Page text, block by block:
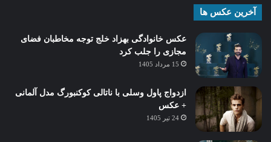
آخرین عکس ها
عکس خانوادگی بهزاد خلج توجه مخاطبان فضای
مجازی را جلب کرد
15 مرداد 1405
ازدواج پاول وسلی با ناتالی کوکنبورگ مدل آلمانی
+ عکس
24 تیر 1405